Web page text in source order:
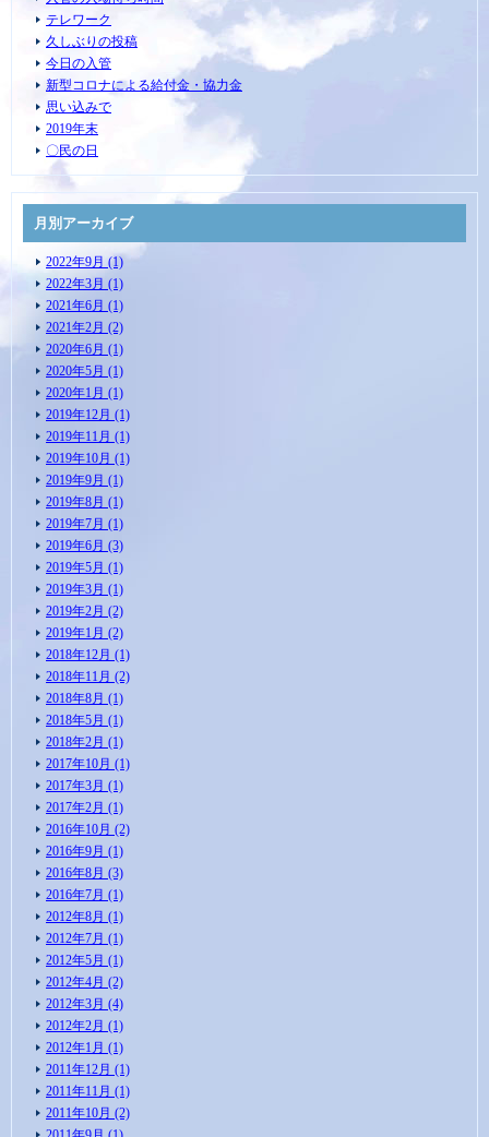
テレワーク
久しぶりの投稿
今日の入管
新型コロナによる給付金・協力金
思い込みで
2019年末
〇民の日
月別アーカイブ
2022年9月 (1)
2022年3月 (1)
2021年6月 (1)
2021年2月 (2)
2020年6月 (1)
2020年5月 (1)
2020年1月 (1)
2019年12月 (1)
2019年11月 (1)
2019年10月 (1)
2019年9月 (1)
2019年8月 (1)
2019年7月 (1)
2019年6月 (3)
2019年5月 (1)
2019年3月 (1)
2019年2月 (2)
2019年1月 (2)
2018年12月 (1)
2018年11月 (2)
2018年8月 (1)
2018年5月 (1)
2018年2月 (1)
2017年10月 (1)
2017年3月 (1)
2017年2月 (1)
2016年10月 (2)
2016年9月 (1)
2016年8月 (3)
2016年7月 (1)
2012年8月 (1)
2012年7月 (1)
2012年5月 (1)
2012年4月 (2)
2012年3月 (4)
2012年2月 (1)
2012年1月 (1)
2011年12月 (1)
2011年11月 (1)
2011年10月 (2)